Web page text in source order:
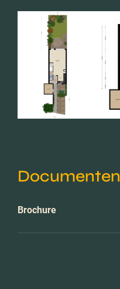
Documenten
Brochure